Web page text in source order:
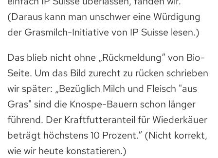
(Daraus kann man unschwer eine Würdigung
der Grasmilch-Initiative von IP Suisse lesen.)
Das blieb nicht ohne „Rückmeldung“ von Bio-
Seite. Um das Bild zurecht zu rücken schrieben
wir später: „Bezüglich Milch und Fleisch "aus
Gras" sind die Knospe-Bauern schon länger
führend. Der Kraftfutteranteil für Wiederkäuer
beträgt höchstens 10 Prozent.“ (Nicht korrekt,
wie wir heute konstatieren.)